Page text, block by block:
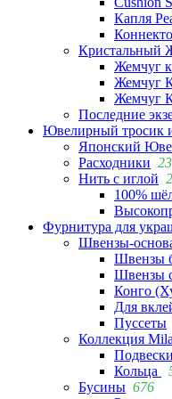
Капля
Кристальный
Жемчуг
Жемчуг
Жемчуг
Последние
Ювелирный тросик
Японский
Расходники 23
Нить с иглой
100%
Фурнитура для
Швензы-
Швензы
Швензы
Конго
Для
Пуссеты
Коллекция
Кольца
Бусины 676